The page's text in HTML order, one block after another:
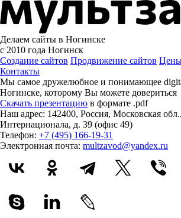
Делаем сайты в Ногинске
с 2010 года Ногинск
Создание сайтов Продвижение сайтов
Контакты
Мы самое дружелюбное и понимающее
Ногинске, которому Вы можете довериться
Скачать презентацию в формате .pdf
Наш адрес: 142400, Россия, Московская обл.,
Интернационала, д. 39 (офис 49)
Телефон: +7 (495) 166-19-31
Электронная почта: multzavod@yandex.ru